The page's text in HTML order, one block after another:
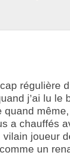
régulière
j’ai lu le
quand
a chauffés
joueur
un